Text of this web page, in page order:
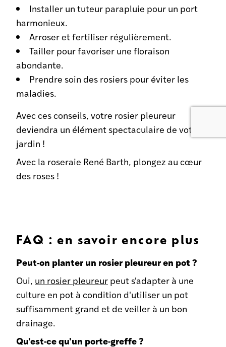
Installer un tuteur parapluie pour un port
harmonieux.
Arroser et fertiliser régulièrement.
Tailler pour favoriser une floraison
abondante.
Prendre soin des rosiers pour éviter les
maladies.
Avec ces conseils, votre rosier pleureur
deviendra un élément spectaculaire de votre
jardin !
Avec la roseraie René Barth, plongez au cœur
des roses !
FAQ : en savoir encore plus
Peut-on planter un rosier pleureur en pot ?
Oui, un rosier pleureur peut s'adapter à une
culture en pot à condition d'utiliser un pot
suffisamment grand et de veiller à un bon
drainage.
Qu'est-ce qu'un porte-greffe ?